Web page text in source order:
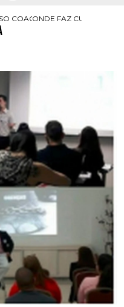
COACHING PNL ONLINE
ONDE FAZ CURSO PNL